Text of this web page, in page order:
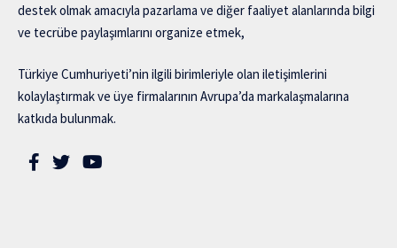
destek olmak amacıyla pazarlama ve diğer faaliyet alanlarında bilgi
ve tecrübe paylaşımlarını organize etmek,
Türkiye Cumhuriyeti’nin ilgili birimleriyle olan iletişimlerini
kolaylaştırmak ve üye firmalarının Avrupa’da markalaşmalarına
katkıda bulunmak.